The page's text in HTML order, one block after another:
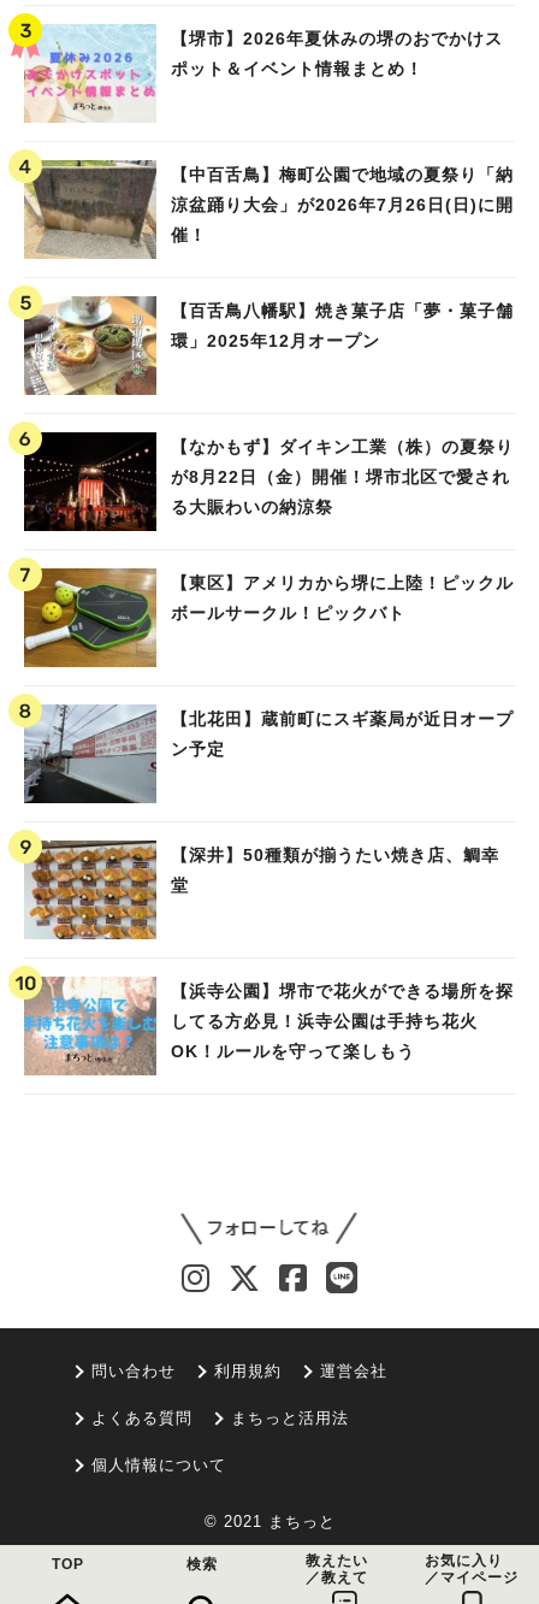
【堺市】2026年夏休みの堺のおでかけス
ポット＆イベント情報まとめ！
【中百舌鳥】梅町公園で地域の夏祭り「納
涼盆踊り大会」が2026年7月26日(日)に開
催！
【百舌鳥八幡駅】焼き菓子店「夢・菓子舗
環」2025年12月オープン
【なかもず】ダイキン工業（株）の夏祭り
が8月22日（金）開催！堺市北区で愛され
る大賑わいの納涼祭
【東区】アメリカから堺に上陸！ピックル
ボールサークル！ピックバト
【北花田】蔵前町にスギ薬局が近日オープ
ン予定
【深井】50種類が揃うたい焼き店、鯛幸
堂
【浜寺公園】堺市で花火ができる場所を探
してる方必見！浜寺公園は手持ち花火
OK！ルールを守って楽しもう
問い合わせ 利用規約 運営会社
よくある質問 まちっと活用法
個人情報について
© 2021 まちっと
TOP 検索
教えたい
／教えて
お気に入り
／マイページ